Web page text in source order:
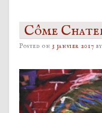
Côme
Posted on 3 janvier 2017 by